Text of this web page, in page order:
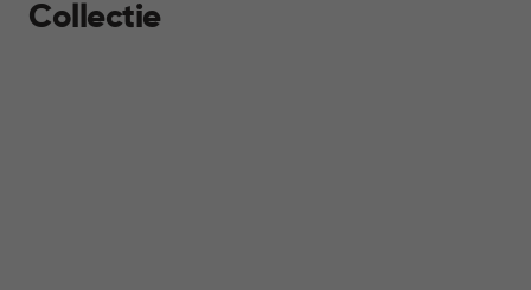
Collectie